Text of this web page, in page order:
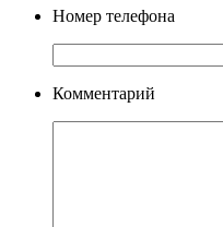
Номер телефона
Комментарий